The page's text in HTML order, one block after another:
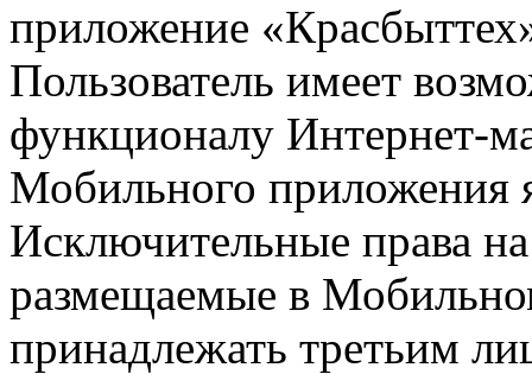
приложение
Пользователь имеет
функционалу Интернет-
Мобильного приложения
Исключительные права
размещаемые в
принадлежать третьим